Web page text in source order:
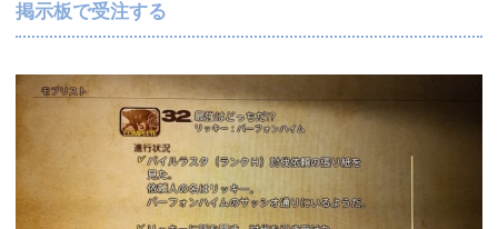
掲示板で受注する